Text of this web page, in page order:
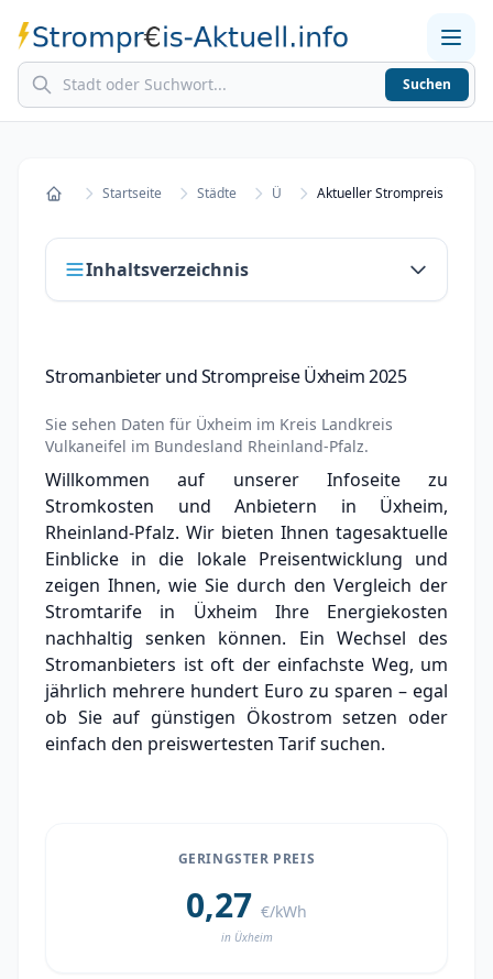
Home
Stromkosten berechnen
Suchen
StartseiteStartseite Städte Ü Aktueller Strompreis in
Inhaltsverzeichnis
Strompreisvergleich Üxheim 2025
Grundversorger Üxheim
Experten-Analyse: Strommarkt in Üxheim
Aktueller Strompreis in Üxheim
Stromanbieter in der Nähe von Üxheim
Ortsteile in Üxheim
Stromanbieter und Strompreise Üxheim 2025
Sie sehen Daten für Üxheim im Kreis Landkreis
Vulkaneifel im Bundesland Rheinland-Pfalz.
Willkommen auf unserer Infoseite zu
Stromkosten und Anbietern in Üxheim,
Rheinland-Pfalz. Wir bieten Ihnen tagesaktuelle
Einblicke in die lokale Preisentwicklung und
zeigen Ihnen, wie Sie durch den Vergleich der
Stromtarife in Üxheim Ihre Energiekosten
nachhaltig senken können. Ein Wechsel des
Stromanbieters ist oft der einfachste Weg, um
jährlich mehrere hundert Euro zu sparen – egal
ob Sie auf günstigen Ökostrom setzen oder
einfach den preiswertesten Tarif suchen.
GERINGSTER PREIS
0,27 €/kWh
in Üxheim